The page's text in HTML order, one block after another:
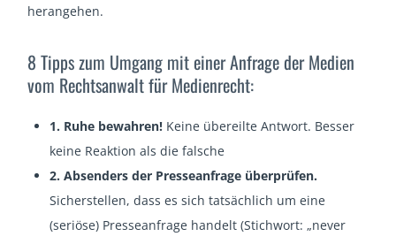
herangehen.
8 Tipps zum Umgang mit einer Anfrage der Medien
vom Rechtsanwalt für Medienrecht:
1. Ruhe bewahren! Keine übereilte Antwort. Besser
keine Reaktion als die falsche
2. Absenders der Presseanfrage überprüfen.
Sicherstellen, dass es sich tatsächlich um eine
(seriöse) Presseanfrage handelt (Stichwort: „never